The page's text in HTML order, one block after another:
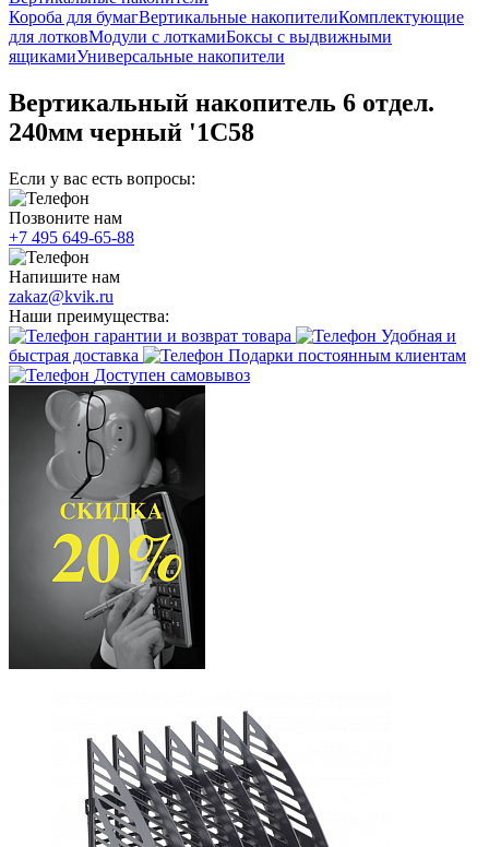
Короба для бумагВертикальные накопителиКомплектующие
для лотковМодули с лоткамиБоксы с выдвижными
ящикамиУниверсальные накопители
Вертикальный накопитель 6 отдел.
240мм черный '1C58
Если у вас есть вопросы:
Позвоните нам
+7 495 649-65-88
Напишите нам
zakaz@kvik.ru
Наши преимущества:
гарантии и возврат товара
Удобная и
быстрая доставка
Подарки постоянным клиентам
Доступен самовывоз